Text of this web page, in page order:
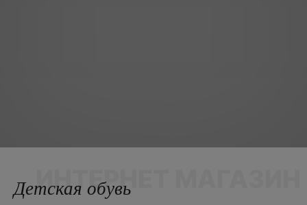
ИНТЕРНЕТ МАГАЗИН
Детская обувь